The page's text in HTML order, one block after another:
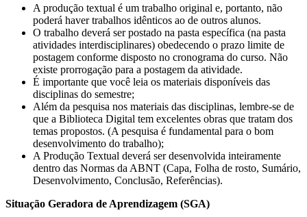
A produção textual é um trabalho original e, portanto, não
poderá haver trabalhos idênticos ao de outros alunos.
O trabalho deverá ser postado na pasta específica (na pasta
atividades interdisciplinares) obedecendo o prazo limite de
postagem conforme disposto no cronograma do curso. Não
existe prorrogação para a postagem da atividade.
É importante que você leia os materiais disponíveis das
disciplinas do semestre;
Além da pesquisa nos materiais das disciplinas, lembre-se de
que a Biblioteca Digital tem excelentes obras que tratam dos
temas propostos. (A pesquisa é fundamental para o bom
desenvolvimento do trabalho);
A Produção Textual deverá ser desenvolvida inteiramente
dentro das Normas da ABNT (Capa, Folha de rosto, Sumário,
Desenvolvimento, Conclusão, Referências).
Situação Geradora de Aprendizagem (SGA)